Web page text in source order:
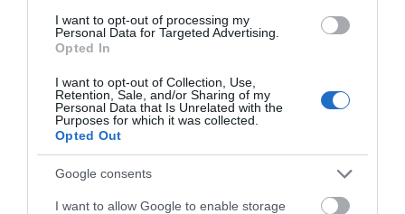
I want to opt-out of processing my
Personal Data for Targeted Advertising.
Opted In
I want to opt-out of Collection, Use,
Retention, Sale, and/or Sharing of my
Personal Data that Is Unrelated with the
Purposes for which it was collected.
Opted Out
Google consents
I want to allow Google to enable storage
εξειδικευμένα service panels. Μια value for money
λύση, ιδανική για μικρά και μεσαία ξενοδοχεία.
Όλες οι Λειτουργίες Κάτω από μια Πλατφόρμα
Διαθέσιμο απευθείας μέσα από το Yeastar Linkus
Desktop και Web Client, το Yeastar Hotel
Management Module συνδυάζει τις δυνατότητες
ενός Property Management System (PMS) με τον
ολοκληρωμένο έλεγχο ενός IP PBX. Με ειδικά